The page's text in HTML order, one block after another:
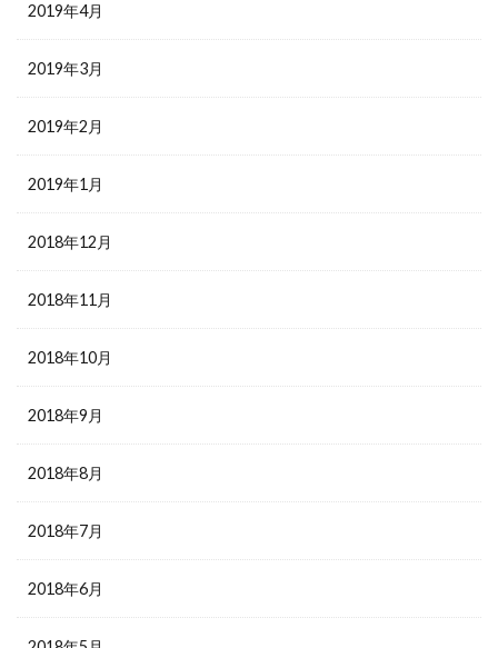
2019年4月
2019年3月
2019年2月
2019年1月
2018年12月
2018年11月
2018年10月
2018年9月
2018年8月
2018年7月
2018年6月